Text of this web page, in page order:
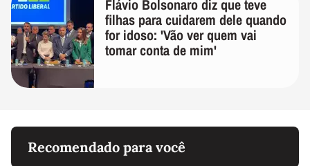
Flávio Bolsonaro diz que teve
filhas para cuidarem dele quando
for idoso: 'Vão ver quem vai
tomar conta de mim'
Recomendado para você